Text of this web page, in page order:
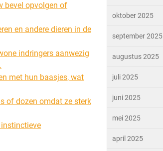
bevel opvolgen of
en andere dieren in de
indringers aanwezig
met hun baasjes, wat
of dozen omdat ze sterk
oktober 2025
september 2025
augustus 2025
juli 2025
juni 2025
mei 2025
april 2025